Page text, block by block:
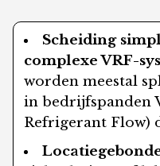
Scheiding
complexe VRF-
worden meestal
in bedrijfspanden
Refrigerant Flow)